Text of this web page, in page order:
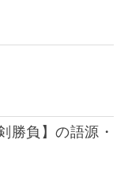
勝負】の語源・